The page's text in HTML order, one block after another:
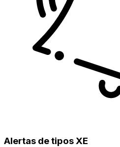
Alertas de tipos XE